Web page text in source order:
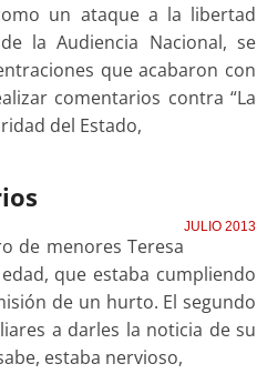
un ataque a la libertad
la Audiencia Nacional, se
que acabaron con
comentarios contra “La
del Estado,
JULIO 2013
de menores Teresa
que estaba cumpliendo
de un hurto. El segundo
a darles la noticia de su
estaba nervioso,